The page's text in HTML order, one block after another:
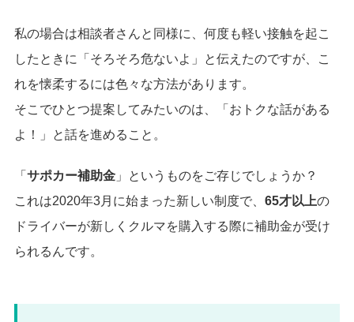
私の場合は相談者さんと同様に、何度も軽い接触を起こ
したときに「そろそろ危ないよ」と伝えたのですが、こ
れを懐柔するには色々な方法があります。
そこでひとつ提案してみたいのは、「おトクな話がある
よ！」と話を進めること。
「 サポカー補助金 」というものをご存じでしょうか？
これは2020年3月に始まった新しい制度で、 65才以上の
ドライバーが新しくクルマを購入する際に補助金が受け
られるんです。